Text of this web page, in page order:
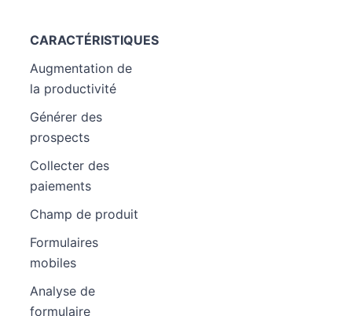
CARACTÉRISTIQUES
Augmentation de
la productivité
Générer des
prospects
Collecter des
paiements
Champ de produit
Formulaires
mobiles
Analyse de
formulaire